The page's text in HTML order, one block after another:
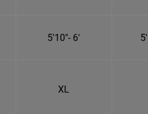
5'10"- 6'
XL